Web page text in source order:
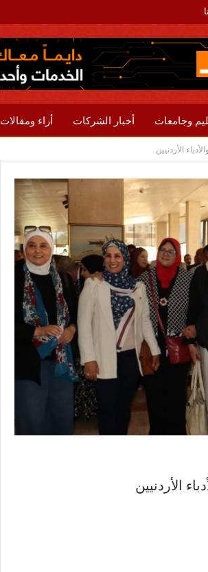
وجامعات أخبار الشركات أراء ومقالات
الأردنيين
الأردنيين